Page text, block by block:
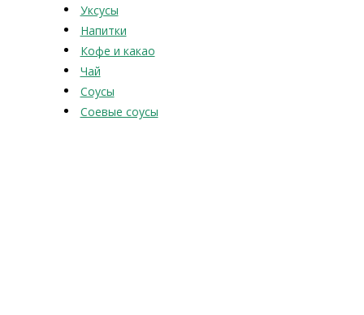
Уксусы
Напитки
Кофе и какао
Чай
Соусы
Соевые соусы